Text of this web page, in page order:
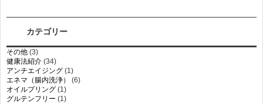
カテゴリー
その他 (3)
健康法紹介 (34)
アンチエイジング (1)
エネマ（腸内洗浄）
(6)
オイルプリング (1)
グルテンフリー (1)